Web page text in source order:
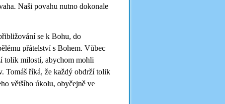
Naši povahu nutno dokonale
se k Bohu, do
přátelství s Bohem. Vůbec
tolik milostí, abychom mohli
Tomáš říká, že každý obdrží tolik
většího úkolu, obyčejně ve